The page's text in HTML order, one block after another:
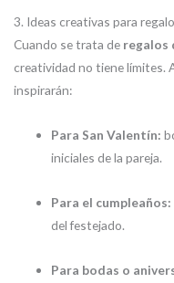
3. Ideas creativas para
Cuando se trata de regalos
creatividad no tiene límites.
inspirarán:
Para San Valentín:
iniciales de la pareja.
Para el cumpleaños:
del festejado.
Para bodas o